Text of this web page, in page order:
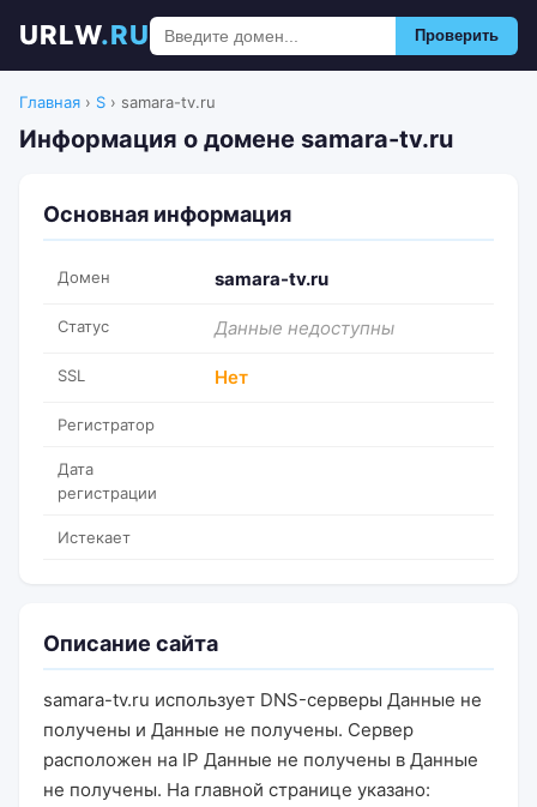
URLW.RU Проверить
Главная › S › samara-tv.ru
Информация о домене samara-tv.ru
Основная информация
Домен samara-tv.ru
Статус Данные недоступны
SSL Нет
Регистратор
Дата
регистрации
Истекает
Описание сайта
samara-tv.ru использует DNS-серверы Данные не
получены и Данные не получены. Сервер
расположен на IP Данные не получены в Данные
не получены. На главной странице указано: